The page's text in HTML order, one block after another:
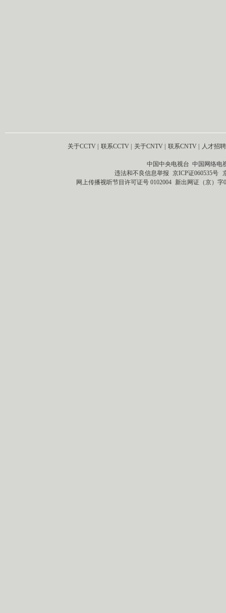
关于CCTV | 联系CCTV | 关于CNTV | 联系CNTV | 人才招聘
中国中央电视台 中国网络电
违法和不良信息举报 京ICP证060535号
网上传播视听节目许可证号 0102004 新出网证（京）